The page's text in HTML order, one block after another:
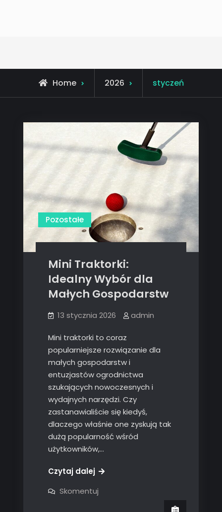
Home 2026 styczeń
Pozostałe
Mini Traktorki:
Idealny Wybór dla
Małych Gospodarstw
13 stycznia 2026 admin
Mini traktorki to coraz
popularniejsze rozwiązanie dla
małych gospodarstw i
entuzjastów ogrodnictwa
szukających nowoczesnych i
wydajnych narzędzi. Czy
zastanawialiście się kiedyś,
dlaczego właśnie one zyskują tak
dużą popularność wśród
użytkowników,…
Czytaj dalej
Skomentujon
Mini